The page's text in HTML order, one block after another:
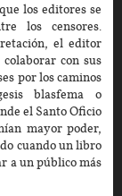
los editores se
los censores.
el editor
con sus
por los caminos
blasfema o
el Santo Oficio
mayor poder,
cuando un libro
a un público más